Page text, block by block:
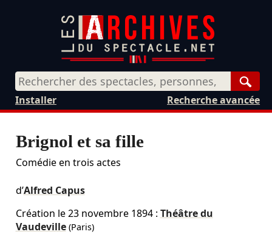
Recherche avancée
Installer
Brignol et sa fille
Comédie en trois actes
d’Alfred Capus
Création le23 novembre 1894: Théâtre du
Vaudeville(Paris)